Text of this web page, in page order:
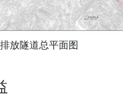
放隧道总平面图